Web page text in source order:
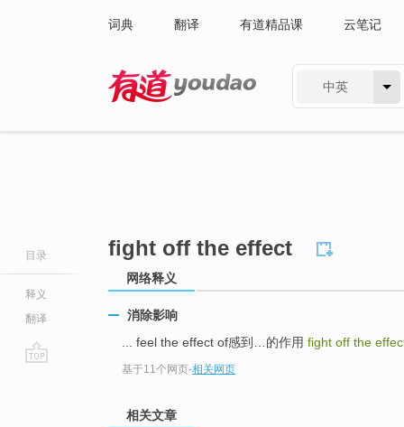
词典 翻译 有道精品课 云笔记
中英
目录
释义
翻译
fight off the effect
网络释义
消除影响
... feel the effect of感到…的作用 fight off the
基于11个网页-相关网页
相关文章